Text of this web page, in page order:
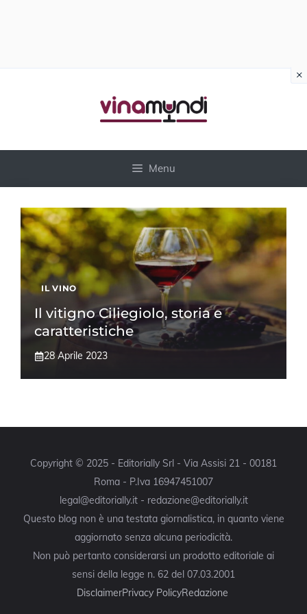
Menu
IL VINO
Il vitigno Ciliegiolo, storia e
caratteristiche
28 Aprile 2023
Copyright © 2025 - Editorially Srl - Via Assisi 21 - 00181
Roma - P.Iva 16947451007
legal@editorially.it - redazione@editorially.it
Questo blog non è una testata giornalistica, in quanto viene
aggiornato senza alcuna periodicità.
Non può pertanto considerarsi un prodotto editoriale ai
sensi della legge n. 62 del 07.03.2001
DisclaimerPrivacy PolicyRedazione
×